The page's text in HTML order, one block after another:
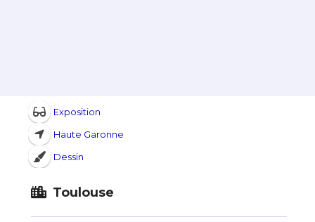
Exposition
Haute Garonne
Dessin
Toulouse